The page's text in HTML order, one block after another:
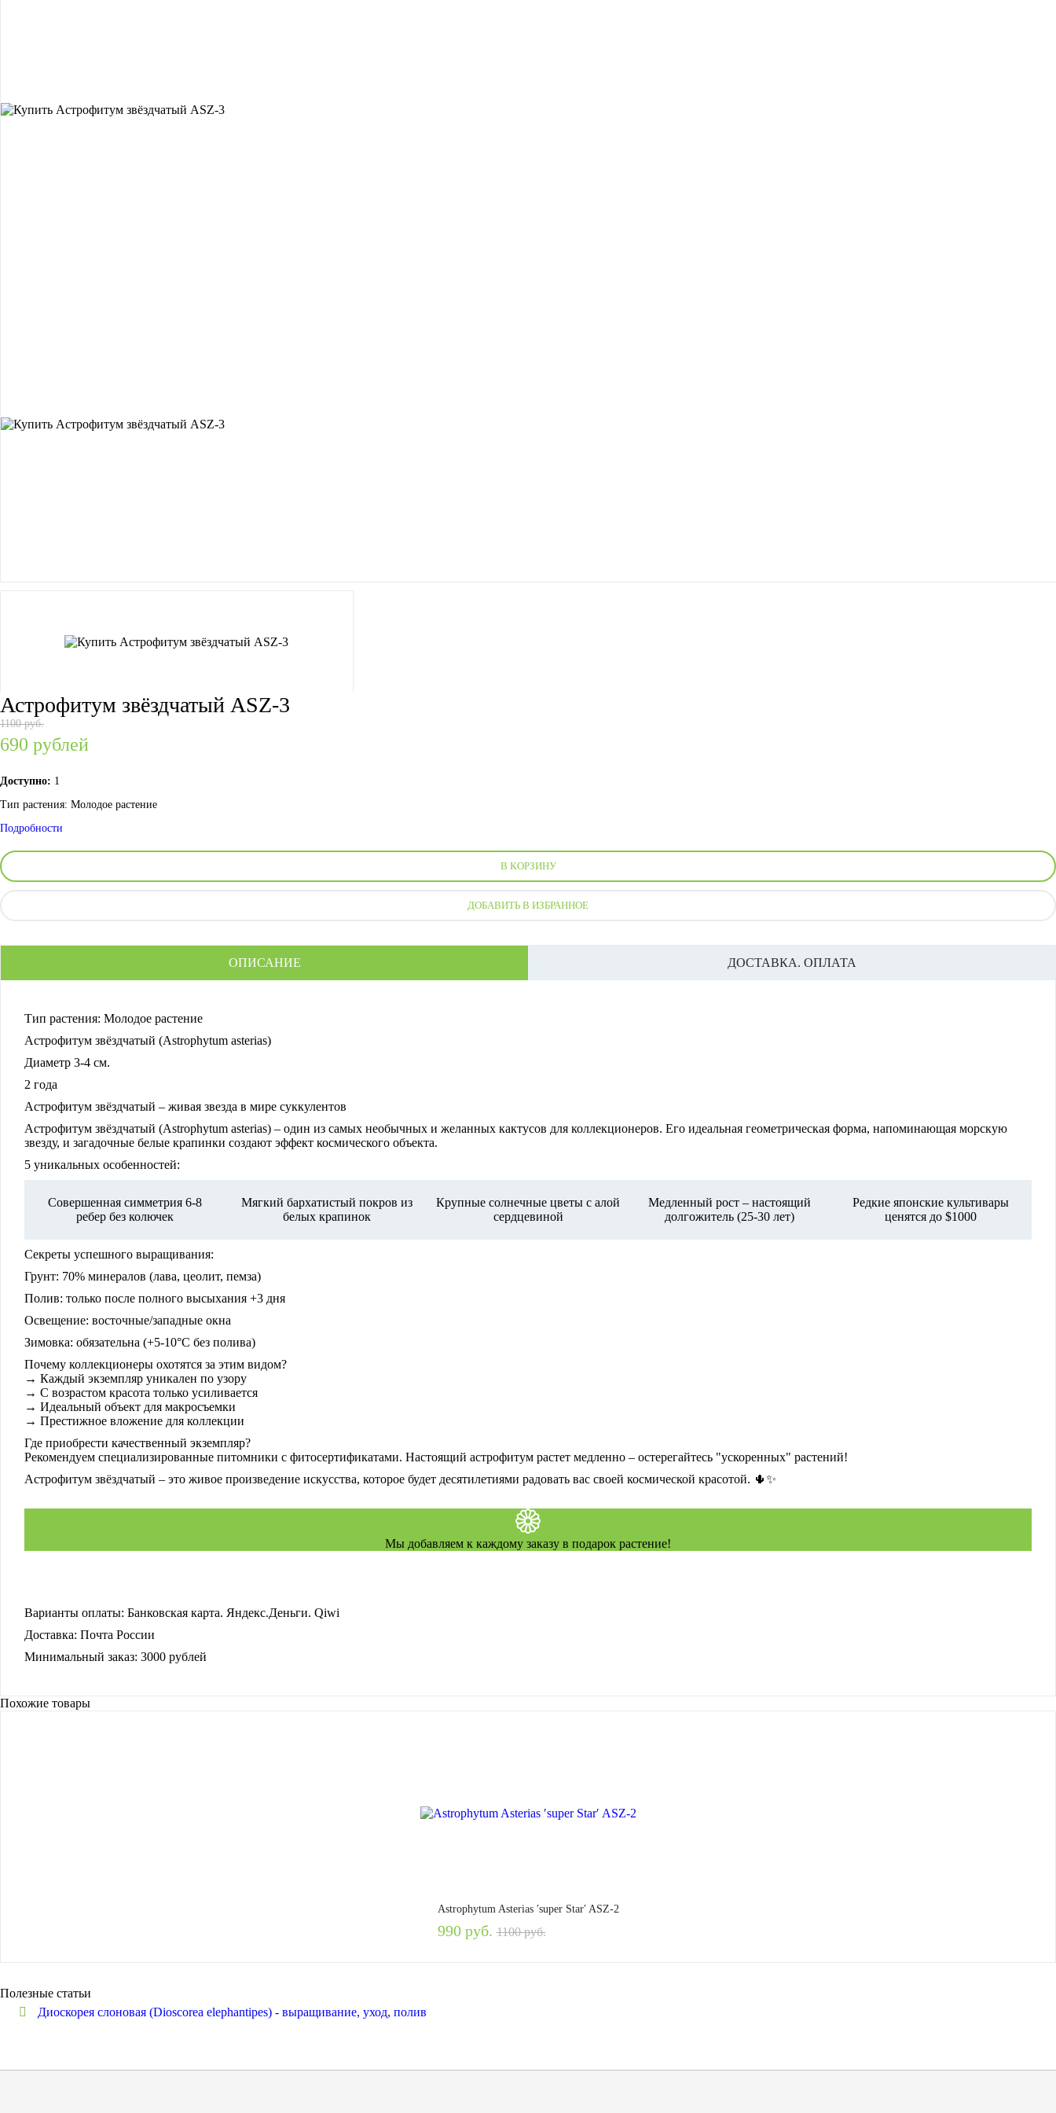
Астрофитум звёздчатый ASZ-3
1100 руб.
690 рублей
Доступно: 1
Тип растения: Молодое растение
Подробности
В КОРЗИНУ
ДОБАВИТЬ В ИЗБРАННОЕ
ОПИСАНИЕ ДОСТАВКА. ОПЛАТА
Тип растения: Молодое растение
Астрофитум звёздчатый (Astrophytum asterias)
Диаметр 3-4 см.
2 года
Астрофитум звёздчатый – живая звезда в мире суккулентов
Астрофитум звёздчатый (Astrophytum asterias) – один из самых необычных и желанных кактусов для коллекционеров. Его идеальная геометрическая форма, напоминающая морскую
звезду, и загадочные белые крапинки создают эффект космического объекта.
5 уникальных особенностей:
Совершенная симметрия 6-8
ребер без колючек
Мягкий бархатистый покров из
белых крапинок
Крупные солнечные цветы с алой
сердцевиной
Медленный рост – настоящий
долгожитель (25-30 лет)
Редкие японские культивары
ценятся до $1000
Секреты успешного выращивания:
Грунт: 70% минералов (лава, цеолит, пемза)
Полив: только после полного высыхания +3 дня
Освещение: восточные/западные окна
Зимовка: обязательна (+5-10°C без полива)
Почему коллекционеры охотятся за этим видом?
→ Каждый экземпляр уникален по узору
→ С возрастом красота только усиливается
→ Идеальный объект для макросъемки
→ Престижное вложение для коллекции
Где приобрести качественный экземпляр?
Рекомендуем специализированные питомники с фитосертификатами. Настоящий астрофитум растет медленно – остерегайтесь "ускоренных" растений!
Астрофитум звёздчатый – это живое произведение искусства, которое будет десятилетиями радовать вас своей космической красотой. 🌵✨
Мы добавляем к каждому заказу в подарок растение!
Варианты оплаты: Банковская карта. Яндекс.Деньги. Qiwi
Доставка: Почта России
Минимальный заказ: 3000 рублей
Похожие товары
Astrophytum Asterias ′super Star′ ASZ-2
990 руб.1100 руб.
Полезные статьи
Диоскорея слоновая (Dioscorea elephantipes) - выращивание, уход, полив